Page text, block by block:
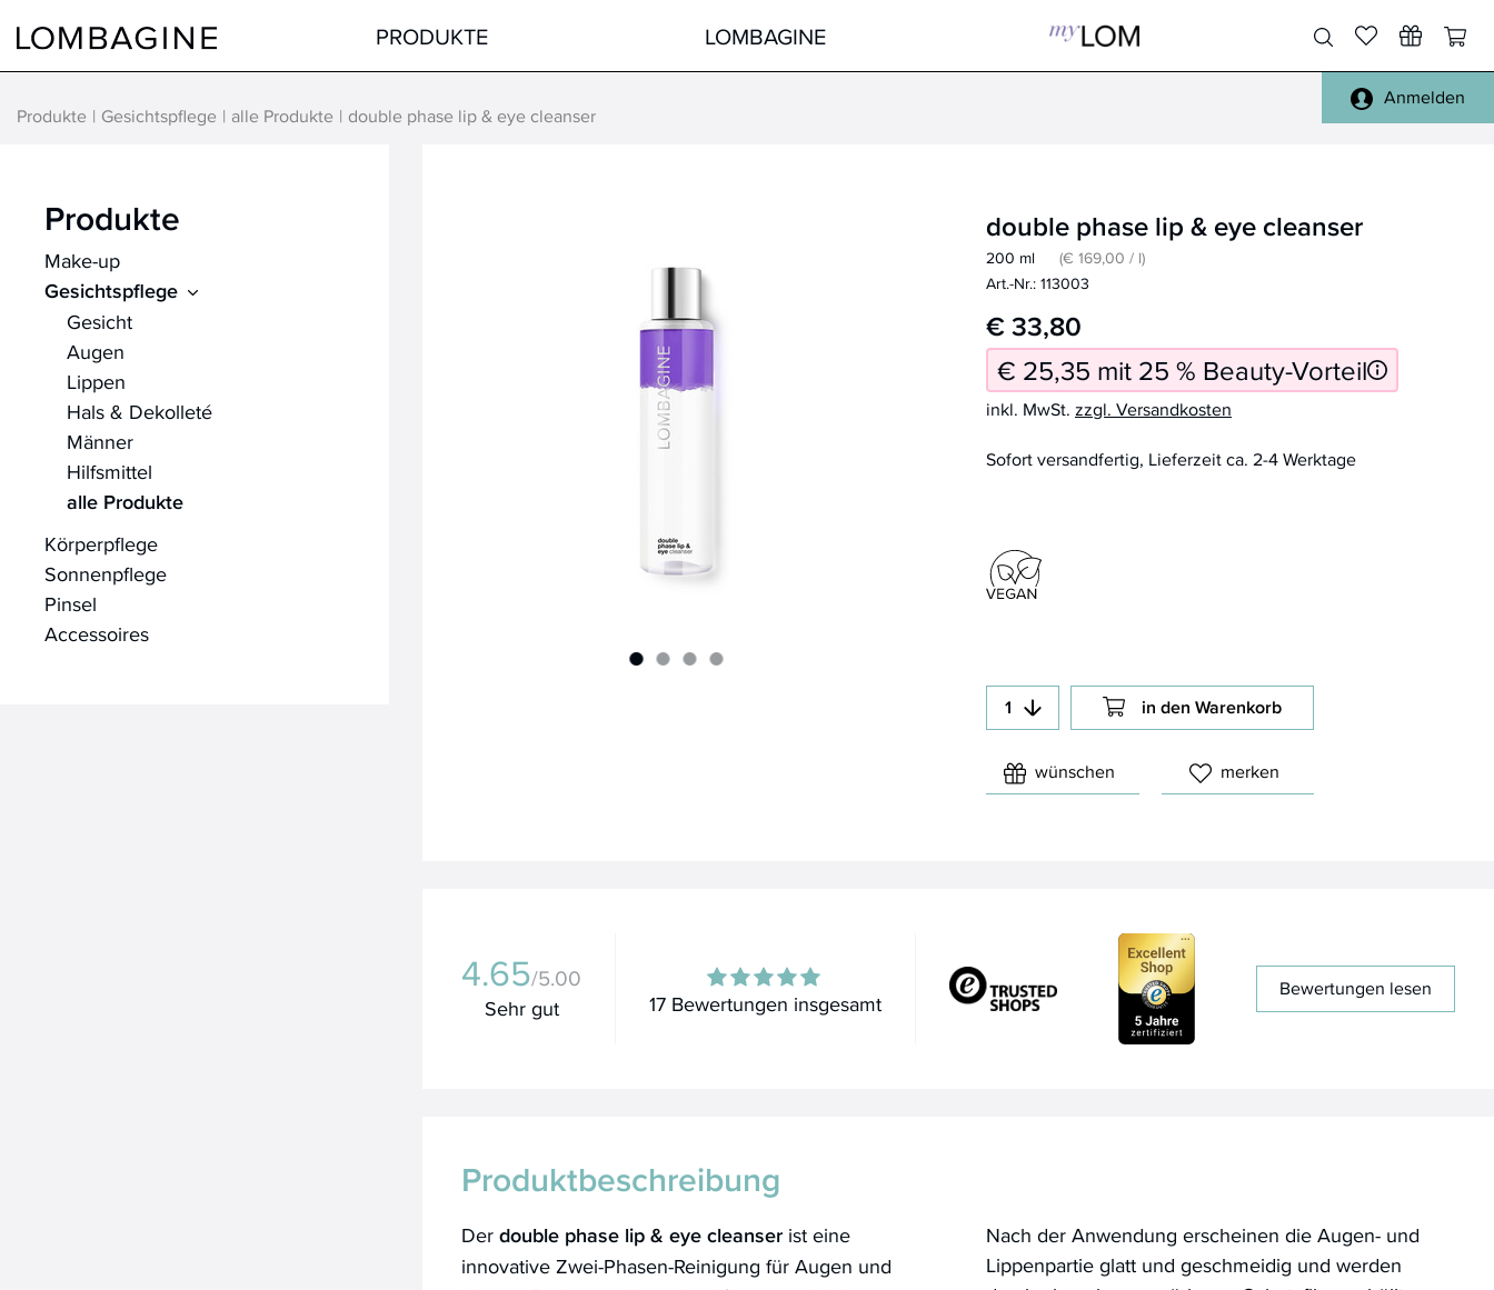
PRODUKTE
Lippen
Haare
alle Produkte
Pinsel Lippen
Pinsel Sets
Pinsel Reinigung
alle Pinsel
Schwämmchen
Haare
Reisen
Handtücher, Bademäntel
Sonstiges
LOMBAGINE
Anmelden
Produkte Gesichtspflege alle Produkte double phase lip & eye cleanser
Produkte
Make-up
Gesichtspflege
Gesicht
Augen
Lippen
Hals & Dekolleté
Männer
Hilfsmittel
alle Produkte
Körperpflege
Sonnenpflege
Pinsel
Accessoires
double phase lip & eye cleanser
200 ml
(€ 169,00 / l)
Art.-Nr.: 113003
€ 33,80
€ 25,35 mit 25 % Beauty-Vorteil
inkl. MwSt. zzgl. Versandkosten
Sofort versandfertig, Lieferzeit ca. 2-4 Werktage
in den Warenkorb
wünschen merken
4.65/5.00
Sehr gut 17 Bewertungen insgesamt
Bewertungen lesen
Produktbeschreibung
Der double phase lip & eye cleanser ist eine
innovative Zwei-Phasen-Reinigung für Augen und
Nach der Anwendung erscheinen die Augen- und
Lippenpartie glatt und geschmeidig und werden